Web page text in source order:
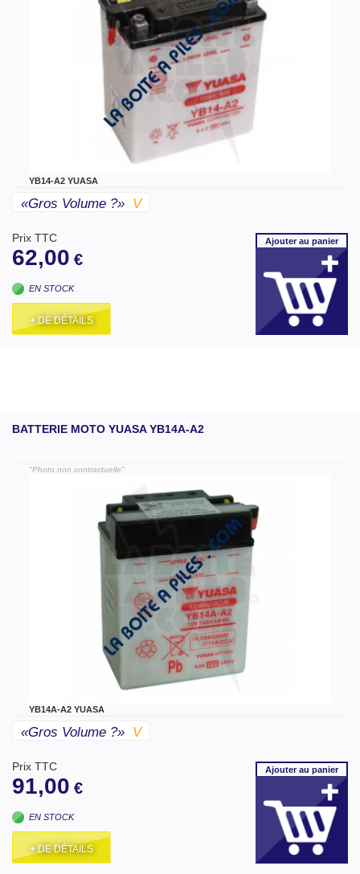
YB14-A2 YUASA
«gros Volume ?» V
Prix TTC
62,00 €
EN STOCK
+ DE DÉTAILS
Ajouterau panier
BATTERIE MOTO YUASA YB14A-A2
"Photo non contractuelle"
YB14A-A2 YUASA
«gros Volume ?» V
Prix TTC
91,00 €
EN STOCK
+ DE DÉTAILS
Ajouterau panier